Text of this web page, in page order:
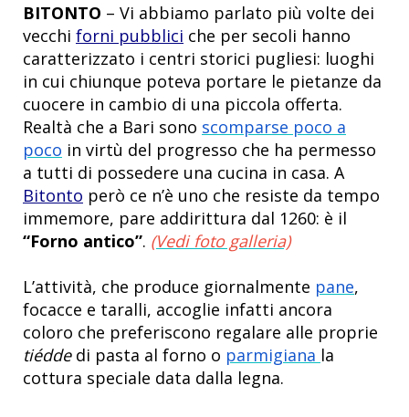
BITONTO – Vi abbiamo parlato più volte dei
vecchi forni pubblici che per secoli hanno
caratterizzato i centri storici pugliesi: luoghi
in cui chiunque poteva portare le pietanze da
cuocere in cambio di una piccola offerta.
Realtà che a Bari sono scomparse poco a
poco in virtù del progresso che ha permesso
a tutti di possedere una cucina in casa. A
Bitonto però ce n’è uno che resiste da tempo
immemore, pare addirittura dal 1260: è il
“Forno antico”. (Vedi foto galleria)
L’attività, che produce giornalmente pane,
focacce e taralli, accoglie infatti ancora
coloro che preferiscono regalare alle proprie
tiéddedi pasta al forno o parmigiana la
cottura speciale data dalla legna.